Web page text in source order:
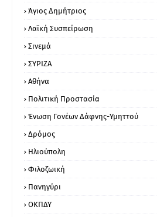
Άγιος Δημήτριος
Λαϊκή Συσπείρωση
Σινεμά
ΣΥΡΙΖΑ
Αθήνα
Πολιτική Προστασία
Ένωση Γονέων Δάφνης-Υμηττού
Δρόμος
Ηλιούπολη
Φιλοζωική
Πανηγύρι
ΟΚΠΔΥ